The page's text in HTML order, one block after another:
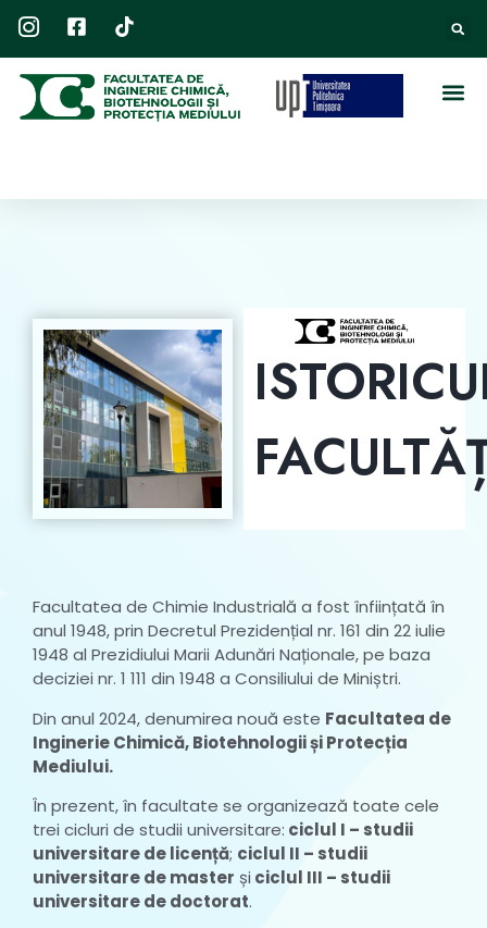
Facultatea de Chimie Industrială a fost înființată în
anul 1948, prin Decretul Prezidențial nr. 161 din 22 iulie
1948 al Prezidiului Marii Adunări Naționale, pe baza
deciziei nr. 1 111 din 1948 a Consiliului de Miniștri.
Din anul 2024, denumirea nouă este Facultatea de
Inginerie Chimică, Biotehnologii și Protecția
Mediului.
În prezent, în facultate se organizează toate cele
trei cicluri de studii universitare: ciclul I – studii
universitare de licență; ciclul II – studii
universitare de master și ciclul III – studii
universitare de doctorat.